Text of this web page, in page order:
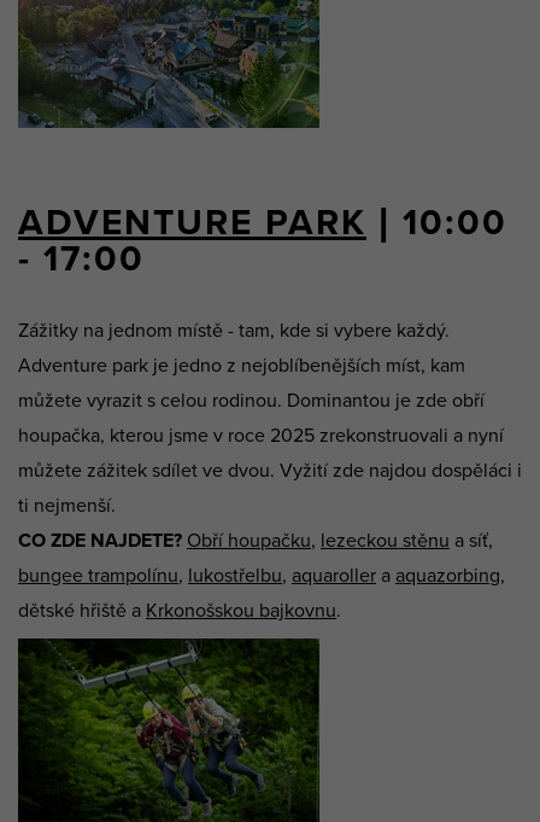
ADVENTURE PARK | 10:00
- 17:00
Zážitky na jednom místě - tam, kde si vybere každý.
Adventure park je jedno z nejoblíbenějších míst, kam
můžete vyrazit s celou rodinou. Dominantou je zde obří
houpačka, kterou jsme v roce 2025 zrekonstruovali a nyní
můžete zážitek sdílet ve dvou. Vyžití zde najdou dospěláci i
ti nejmenší.
CO ZDE NAJDETE? Obří houpačku, lezeckou stěnu a síť,
bungee trampolínu, lukostřelbu, aquaroller a aquazorbing,
dětské hřiště a Krkonošskou bajkovnu.